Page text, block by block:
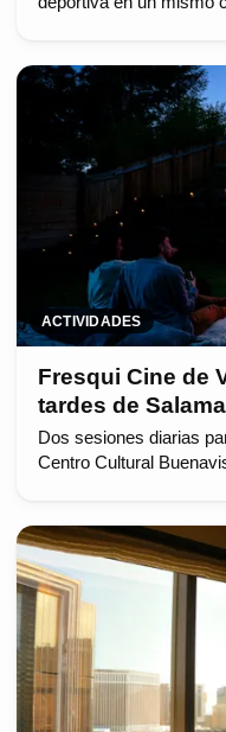
ACTIVIDADES
Fresqui Cine de
tardes de
Dos sesiones diarias
Centro Cultural